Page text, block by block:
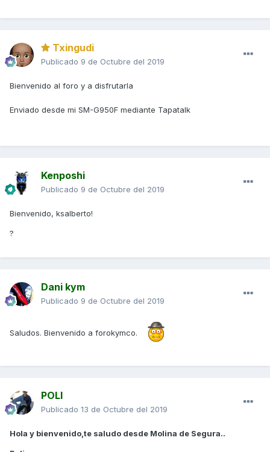
Txingudi
Publicado 9 de Octubre del 2019
Bienvenido al foro y a disfrutarla
Enviado desde mi SM-G950F mediante Tapatalk
Kenposhi
Publicado 9 de Octubre del 2019
Bienvenido, ksalberto!
?
Dani kym
Publicado 9 de Octubre del 2019
Saludos. Bienvenido a forokymco.
POLI
Publicado 13 de Octubre del 2019
Hola y bienvenido,te saludo desde Molina de Segura..